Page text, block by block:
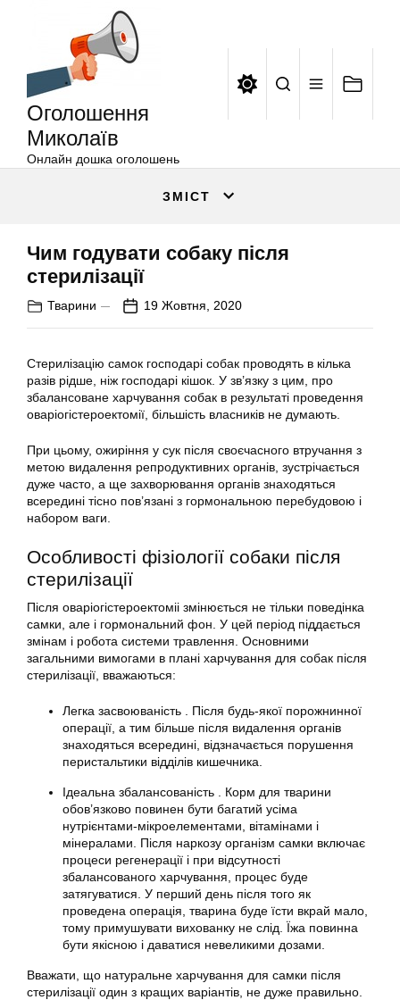
Оголошення
Миколаїв
Онлайн дошка оголошень
ЗМІСТ
Чим годувати собаку після
стерилізації
Тварини 19 Жовтня, 2020
Стерилізацію самок господарі собак проводять в кілька
разів рідше, ніж господарі кішок. У зв’язку з цим, про
збалансоване харчування собак в результаті проведення
оваріогістероектомії, більшість власників не думають.
При цьому, ожиріння у сук після своєчасного втручання з
метою видалення репродуктивних органів, зустрічається
дуже часто, а ще захворювання органів знаходяться
всередині тісно пов’язані з гормональною перебудовою і
набором ваги.
Особливості фізіології собаки після
стерилізації
Після оваріогістероектоміі змінюється не тільки поведінка
самки, але і гормональний фон. У цей період піддається
змінам і робота системи травлення. Основними
загальними вимогами в плані харчування для собак після
стерилізації, вважаються:
Легка засвоюваність . Після будь-якої порожнинної
операції, а тим більше після видалення органів
знаходяться всередині, відзначається порушення
перистальтики відділів кишечника.
Ідеальна збалансованість . Корм для тварини
обов’язково повинен бути багатий усіма
нутрієнтами-мікроелементами, вітамінами і
мінералами. Після наркозу організм самки включає
процеси регенерації і при відсутності
збалансованого харчування, процес буде
затягуватися. У перший день після того як
проведена операція, тварина буде їсти вкрай мало,
тому примушувати вихованку не слід. Їжа повинна
бути якісною і даватися невеликими дозами.
Вважати, що натуральне харчування для самки після
стерилізації один з кращих варіантів, не дуже правильно.